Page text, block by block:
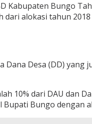
Kabupaten Bungo
alokasi tahun 2018
Desa (DD) yang
10% dari DAU dan
Bungo dengan